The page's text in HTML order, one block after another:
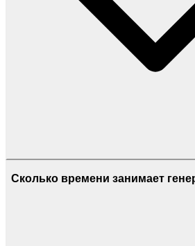
Сколько времени занимает